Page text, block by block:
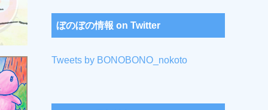
ぼのぼの情報 on Twitter
Tweets by BONOBONO_nokoto